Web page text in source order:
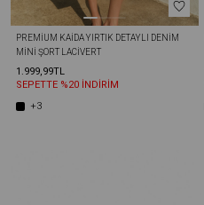
PREMIUM KAIDA YIRTIK DETAYLI DENIM
MINI ŞORT LACIVERT
1.999,99TL
SEPETTE %20 İNDİRİM
+3